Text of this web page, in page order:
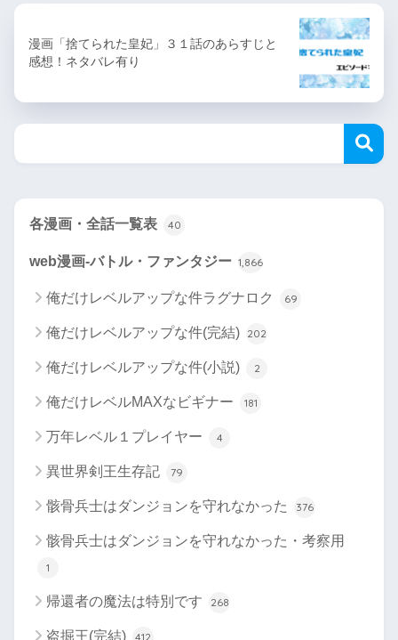
漫画「捨てられた皇妃」３１話のあらすじと
感想！ネタバレ有り
各漫画・全話一覧表 40
web漫画-バトル・ファンタジー 1,866
俺だけレベルアップな件ラグナロク 69
俺だけレベルアップな件(完結) 202
俺だけレベルアップな件(小説) 2
俺だけレベルMAXなビギナー 181
万年レベル１プレイヤー 4
異世界剣王生存記 79
骸骨兵士はダンジョンを守れなかった 376
骸骨兵士はダンジョンを守れなかった・考察用
1
帰還者の魔法は特別です 268
盗掘王(完結) 412